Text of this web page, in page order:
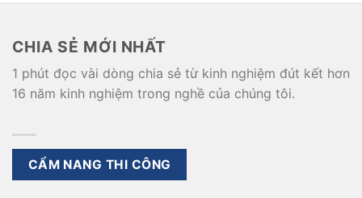
CHIA SẺ MỚI NHẤT
1 phút đọc vài dòng chia sẻ từ kinh nghiệm đút kết hơn
16 năm kinh nghiệm trong nghề của chúng tôi.
CẨM NANG THI CÔNG